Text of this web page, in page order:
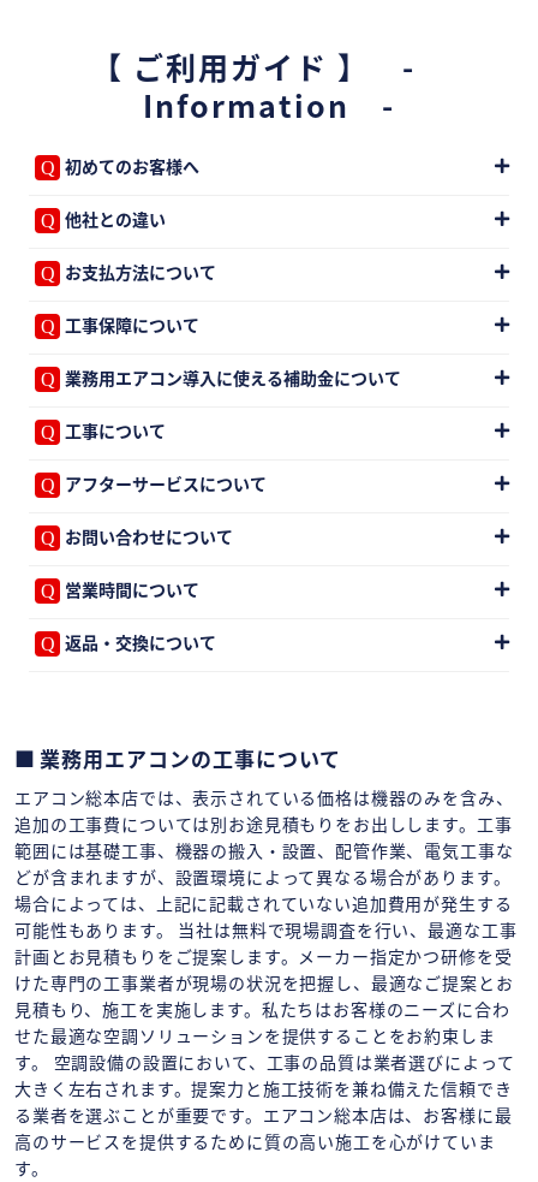
【 ご利用ガイド 】 -
Information -
初めてのお客様へ
他社との違い
お支払方法について
工事保障について
業務用エアコン導入に使える補助金について
工事について
アフターサービスについて
お問い合わせについて
営業時間について
返品・交換について
業務用エアコンの工事について
エアコン総本店では、表示されている価格は機器のみを含み、
追加の工事費については別お途見積もりをお出しします。工事
範囲には基礎工事、機器の搬入・設置、配管作業、電気工事な
どが含まれますが、設置環境によって異なる場合があります。
場合によっては、上記に記載されていない追加費用が発生する
可能性もあります。 当社は無料で現場調査を行い、最適な工事
計画とお見積もりをご提案します。メーカー指定かつ研修を受
けた専門の工事業者が現場の状況を把握し、最適なご提案とお
見積もり、施工を実施します。私たちはお客様のニーズに合わ
せた最適な空調ソリューションを提供することをお約束しま
す。 空調設備の設置において、工事の品質は業者選びによって
大きく左右されます。提案力と施工技術を兼ね備えた信頼でき
る業者を選ぶことが重要です。エアコン総本店は、お客様に最
高のサービスを提供するために質の高い施工を心がけていま
す。